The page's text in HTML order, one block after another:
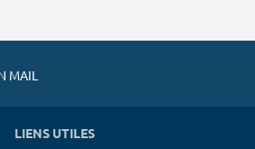
MAIL
LIENS UTILES